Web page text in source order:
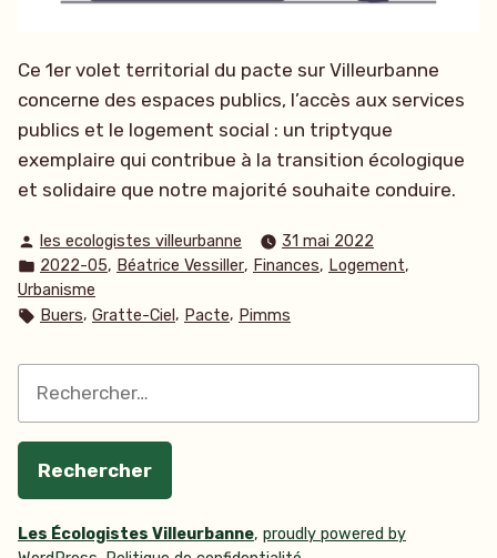
Ce 1er volet territorial du pacte sur Villeurbanne
concerne des espaces publics, l’accès aux services
publics et le logement social : un triptyque
exemplaire qui contribue à la transition écologique
et solidaire que notre majorité souhaite conduire.
Publié
par
les ecologistes villeurbanne
31 mai 2022
Publié
dans
2022-05, Béatrice Vessiller, Finances, Logement,
Urbanisme
Étiquettes :
Buers, Gratte-Ciel , Pacte, Pimms
Les Écologistes Villeurbanne, proudly powered by